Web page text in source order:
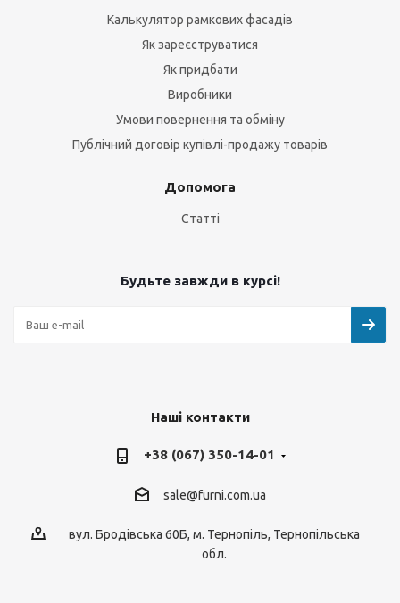
Калькулятор рамкових фасадів
Як зареєструватися
Як придбати
Виробники
Умови повернення та обміну
Публічний договір купівлі-продажу товарів
Допомога
Статті
Будьте завжди в курсі!
Наші контакти
+38 (067) 350-14-01
sale@furni.com.ua
вул. Бродівська 60Б, м. Тернопіль, Тернопільська
обл.